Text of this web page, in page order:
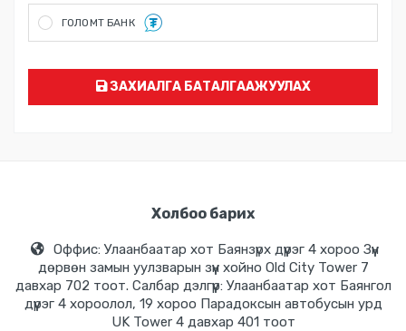
Хүргэлт хийсний дараа бэлэн мөнгөөр тооцоо хийх...
ГОЛОМТ БАНК
картыг Голомт банкны систем нь унших бөгөөд онлайн
төлбөр хийх боломжтойЗАХИАЛГА БАТАЛГААЖУУЛАХ
Холбоо барих
Оффис: Улаанбаатар хот Баянзүрх дүүрэг 4 хороо Зүүн
дөрвөн замын уулзварын зүүн хойно Old City Tower 7
давхар 702 тоот. Салбар дэлгүүр: Улаанбаатар хот Баянгол
дүүрэг 4 хороолол, 19 хороо Парадоксын автобусын урд
UK Tower 4 давхар 401 тоот